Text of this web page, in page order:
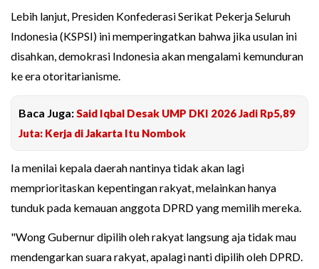
Lebih lanjut, Presiden Konfederasi Serikat Pekerja Seluruh
Indonesia (KSPSI) ini memperingatkan bahwa jika usulan ini
disahkan, demokrasi Indonesia akan mengalami kemunduran
ke era otoritarianisme.
Baca Juga:Said Iqbal Desak UMP DKI 2026 Jadi Rp5,89
Juta: Kerja di Jakarta Itu Nombok
Ia menilai kepala daerah nantinya tidak akan lagi
memprioritaskan kepentingan rakyat, melainkan hanya
tunduk pada kemauan anggota DPRD yang memilih mereka.
"Wong Gubernur dipilih oleh rakyat langsung aja tidak mau
mendengarkan suara rakyat, apalagi nanti dipilih oleh DPRD.